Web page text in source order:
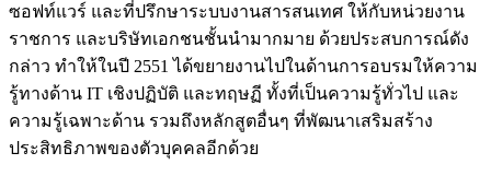
ซอฟท์แวร์ และที่ปรึกษาระบบงานสารสนเทศ ให้กับหน่วยงาน
ราชการ และบริษัทเอกชนชั้นนำมากมาย ด้วยประสบการณ์ดัง
กล่าว ทำให้ในปี 2551 ได้ขยายงานไปในด้านการอบรมให้ความ
รู้ทางด้าน IT เชิงปฏิบัติ และทฤษฏี ทั้งที่เป็นความรู้ทั่วไป และ
ความรู้เฉพาะด้าน รวมถึงหลักสูตอื่นๆ ที่พัฒนาเสริมสร้าง
ประสิทธิภาพของตัวบุคคลอีกด้วย